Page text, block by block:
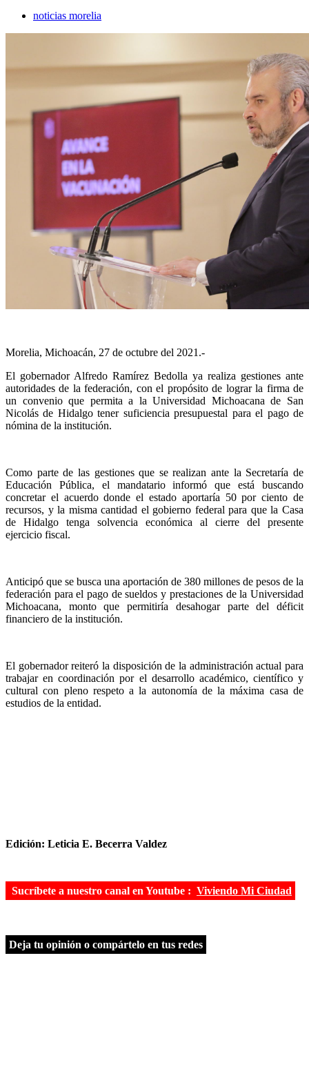
noticias morelia
Morelia, Michoacán, 27 de octubre del 2021.-
El gobernador Alfredo Ramírez Bedolla ya realiza gestiones ante
autoridades de la federación, con el propósito de lograr la firma de
un convenio que permita a la Universidad Michoacana de San
Nicolás de Hidalgo tener suficiencia presupuestal para el pago de
nómina de la institución.
Como parte de las gestiones que se realizan ante la Secretaría de
Educación Pública, el mandatario informó que está buscando
concretar el acuerdo donde el estado aportaría 50 por ciento de
recursos, y la misma cantidad el gobierno federal para que la Casa
de Hidalgo tenga solvencia económica al cierre del presente
ejercicio fiscal.
Anticipó que se busca una aportación de 380 millones de pesos de la
federación para el pago de sueldos y prestaciones de la Universidad
Michoacana, monto que permitiría desahogar parte del déficit
financiero de la institución.
El gobernador reiteró la disposición de la administración actual para
trabajar en coordinación por el desarrollo académico, científico y
cultural con pleno respeto a la autonomía de la máxima casa de
estudios de la entidad.
Edición: Leticia E. Becerra Valdez
Sucríbete a nuestro canal en Youtube : Viviendo Mi Ciudad
Deja tu opinión o compártelo en tus redes